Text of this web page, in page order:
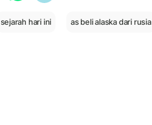
sejarah hari ini as beli alaska dari rusia